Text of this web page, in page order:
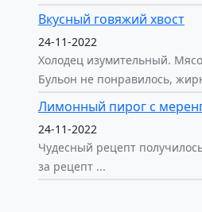
Вкусный говяжий хвост
24-11-2022
Холодец изумительный.
Бульон не понравилось,
Лимонный пирог с
24-11-2022
Чудесный рецепт
за рецепт ...